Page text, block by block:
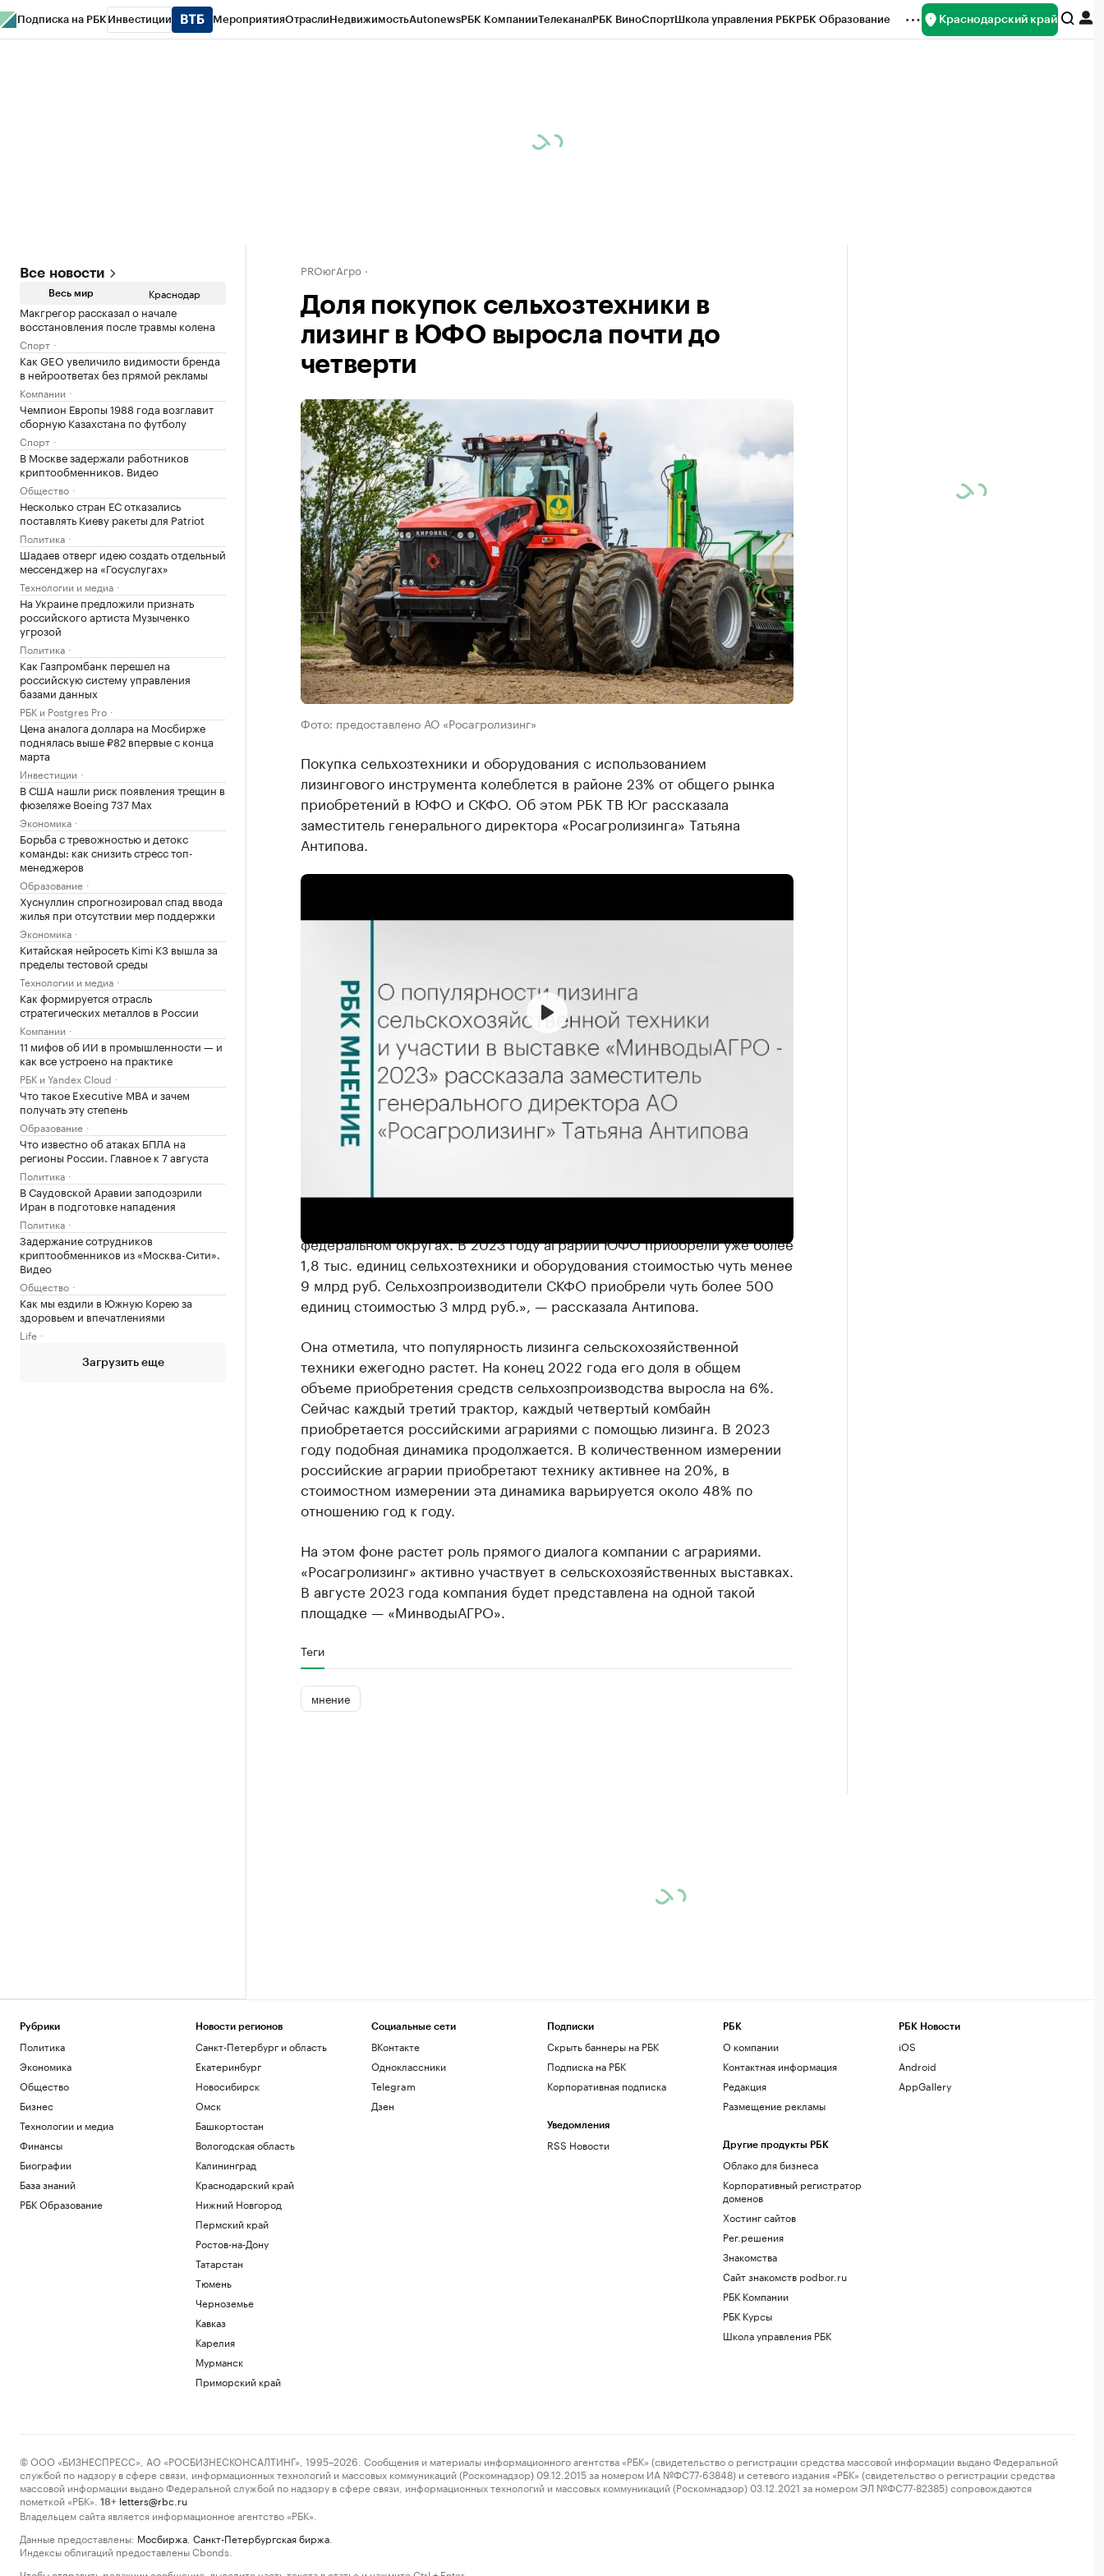
Подписка на РБК Инвестиции МероприятияОтраслиНедвижимостьAutonewsРБК КомпанииТелеканалРБК ВиноСпортШкола управления РБКРБК Образование Краснодарский край
Все новости
Весь мир Краснодар
Макгрегор рассказал о начале
восстановления после травмы колена
Спорт
Как GEO увеличило видимости бренда
в нейроответах без прямой рекламы
Компании
Чемпион Европы 1988 года возглавит
сборную Казахстана по футболу
Спорт
В Москве задержали работников
криптообменников. Видео
Общество
Несколько стран ЕС отказались
поставлять Киеву ракеты для Patriot
Политика
Шадаев отверг идею создать отдельный
мессенджер на «Госуслугах»
Технологии и медиа
На Украине предложили признать
российского артиста Музыченко
угрозой
Политика
Как Газпромбанк перешел на
российскую систему управления
базами данных
РБК и Postgres Pro
Цена аналога доллара на Мосбирже
поднялась выше ₽82 впервые с конца
марта
Инвестиции
В США нашли риск появления трещин в
фюзеляже Boeing 737 Max
Экономика
Борьба с тревожностью и детокс
команды: как снизить стресс топ-
менеджеров
Образование
Хуснуллин спрогнозировал спад ввода
жилья при отсутствии мер поддержки
Экономика
Китайская нейросеть Kimi K3 вышла за
пределы тестовой среды
Технологии и медиа
Как формируется отрасль
стратегических металлов в России
Компании
11 мифов об ИИ в промышленности — и
как все устроено на практике
РБК и Yandex Cloud
Что такое Executive MBA и зачем
получать эту степень
Образование
Что известно об атаках БПЛА на
регионы России. Главное к 7 августа
Политика
В Саудовской Аравии заподозрили
Иран в подготовке нападения
Политика
Задержание сотрудников
криптообменников из «Москва-Сити».
Видео
Общество
Как мы ездили в Южную Корею за
здоровьем и впечатлениями
Life
Загрузить еще
PROюгАгро
Доля покупок сельхозтехники в
лизинг в ЮФО выросла почти до
четверти
Фото: предоставлено АО «Росагролизинг»
Покупка сельхозтехники и оборудования с использованием
лизингового инструмента колеблется в районе 23% от общего рынка
приобретений в ЮФО и СКФО. Об этом РБК ТВ Юг рассказала
заместитель генерального директора «Росагролизинга» Татьяна
Антипова.
лизингового инструмента колеблется в районе 23% от общего рынка
федеральном округах. В 2023 году аграрии ЮФО приобрели уже более
1,8 тыс. единиц сельхозтехники и оборудования стоимостью чуть менее
9 млрд руб. Сельхозпроизводители СКФО приобрели чуть более 500
единиц стоимостью 3 млрд руб.», — рассказала Антипова.
Она отметила, что популярность лизинга сельскохозяйственной
техники ежегодно растет. На конец 2022 года его доля в общем
объеме приобретения средств сельхозпроизводства выросла на 6%.
Сейчас каждый третий трактор, каждый четвертый комбайн
приобретается российскими аграриями с помощью лизинга. В 2023
году подобная динамика продолжается. В количественном измерении
российские аграрии приобретают технику активнее на 20%, в
стоимостном измерении эта динамика варьируется около 48% по
отношению год к году.
На этом фоне растет роль прямого диалога компании с аграриями.
«Росагролизинг» активно участвует в сельскохозяйственных выставках.
В августе 2023 года компания будет представлена на одной такой
площадке — «МинводыАГРО».
Теги
мнение
Рубрики
Политика
Экономика
Общество
Бизнес
Технологии и медиа
Финансы
Биографии
База знаний
РБК Образование
Новости регионов
Санкт-Петербург и область
Екатеринбург
Новосибирск
Омск
Башкортостан
Вологодская область
Калининград
Краснодарский край
Нижний Новгород
Пермский край
Ростов-на-Дону
Татарстан
Тюмень
Черноземье
Кавказ
Карелия
Мурманск
Приморский край
Социальные сети
ВКонтакте
Одноклассники
Telegram
Дзен
Подписки
Скрыть баннеры на РБК
Подписка на РБК
Корпоративная подписка
Уведомления
RSS Новости
РБК
О компании
Контактная информация
Редакция
Размещение рекламы
Другие продукты РБК
Облако для бизнеса
Корпоративный регистратор
доменов
Хостинг сайтов
Рег.решения
Знакомства
Сайт знакомств podbor.ru
РБК Компании
РБК Курсы
Школа управления РБК
РБК Новости
iOS
Android
AppGallery
© ООО «БИЗНЕСПРЕСС», АО «РОСБИЗНЕСКОНСАЛТИНГ», 1995–2026. Сообщения и материалы информационного агентства «РБК» (свидетельство о регистрации средства массовой информации выдано Федеральной
службой по надзору в сфере связи, информационных технологий и массовых коммуникаций (Роскомнадзор) 09.12.2015 за номером ИА №ФС77-63848) и сетевого издания «РБК» (свидетельство о регистрации средства
массовой информации выдано Федеральной службой по надзору в сфере связи, информационных технологий и массовых коммуникаций (Роскомнадзор) 03.12.2021 за номером ЭЛ №ФС77-82385) сопровождаются
пометкой «РБК».
18+ letters@rbc.ru
Владельцем сайта является информационное агентство «РБК».
Данные предоставлены: Мосбиржа Санкт-Петербургская биржа
Индексы облигаций предоставлены Cbonds.